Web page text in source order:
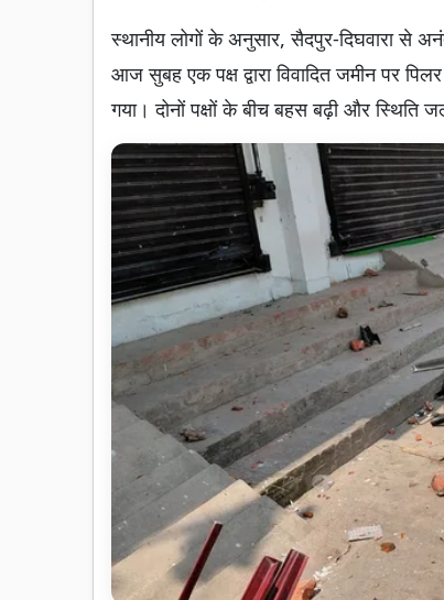
स्थानीय लोगों के अनुसार, सैदपुर-दिघवारा से
आज सुबह एक पक्ष द्वारा विवादित जमीन पर
गया। दोनों पक्षों के बीच बहस बढ़ी और स्थिति